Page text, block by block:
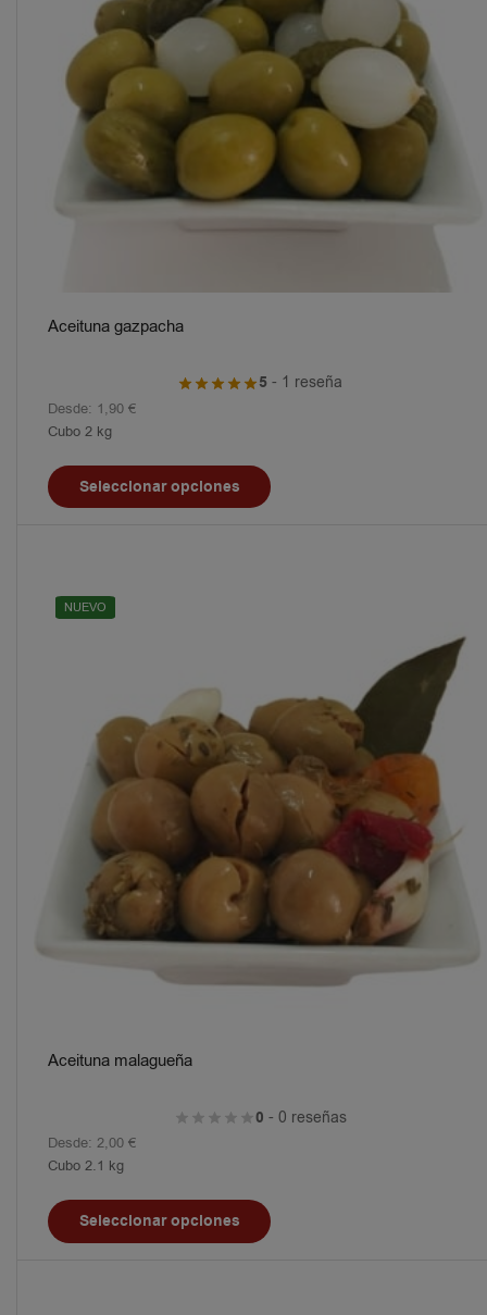
Aceituna gazpacha
5 - 1 reseña
Desde: 1,90 €
Cubo 2 kg
Seleccionar opciones
NUEVO
Aceituna malagueña
0 - 0 reseñas
Desde: 2,00 €
Cubo 2.1 kg
Seleccionar opciones